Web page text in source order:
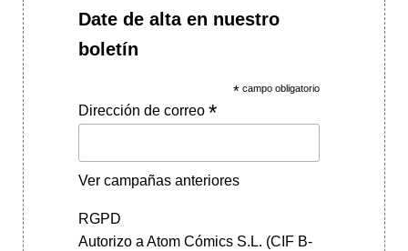
Date de alta en nuestro
boletín
* campo obligatorio
Dirección de correo *
Ver campañas anteriores
RGPD
Autorizo a Atom Cómics S.L. (CIF B-